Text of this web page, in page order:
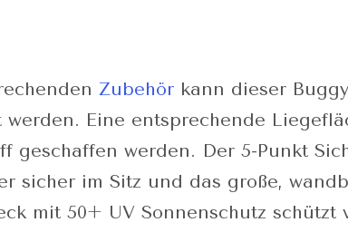
Zubehör kann dieser
werden. Eine entsprechende
geschaffen werden. Der 5-Punkt
sicher im Sitz und das große,
mit 50+ UV Sonnenschutz schützt